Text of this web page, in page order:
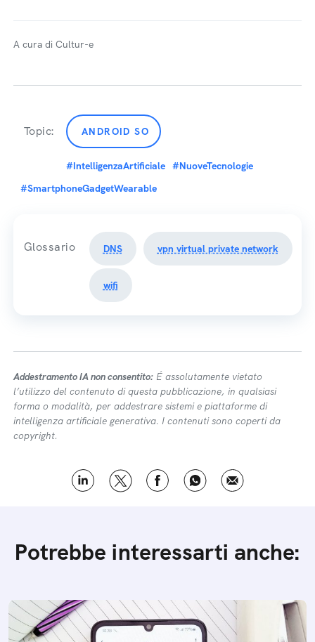
A cura di Cultur-e
Topic: ANDROID SO
#IntelligenzaArtificiale #NuoveTecnologie
#SmartphoneGadgetWearable
Glossario DNS vpn virtual private network
wifi
Addestramento IA non consentito: É assolutamente vietato
l’utilizzo del contenuto di questa pubblicazione, in qualsiasi
forma o modalità, per addestrare sistemi e piattaforme di
intelligenza artificiale generativa. I contenuti sono coperti da
copyright.
Potrebbe interessarti anche: